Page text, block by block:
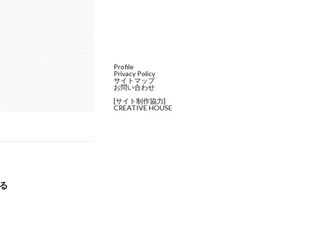
Profile
Privacy Policy
サイトマップ
お問い合わせ
[サイト制作協力]
CREATIVE HOUSE